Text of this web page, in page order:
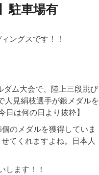
駐車場有
ングスです！！
ム大会で、陸上三段跳び
人見絹枝選手が銀メダルを
は何の日より抜粋】
のメダルを獲得していま
てくれますよね。日本人
します！！